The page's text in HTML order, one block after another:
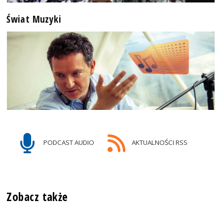
Świat Muzyki
PODCAST AUDIO AKTUALNOŚCI RSS
Zobacz także